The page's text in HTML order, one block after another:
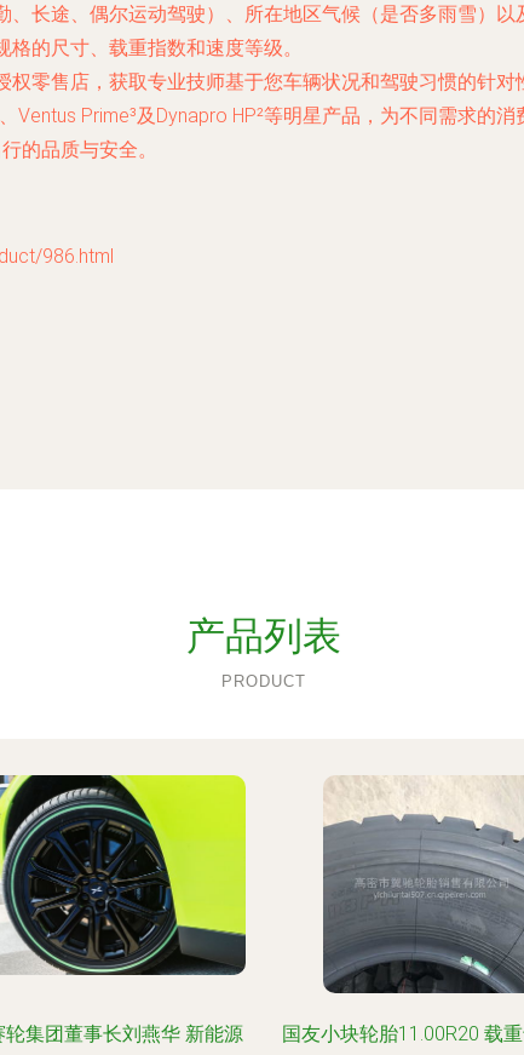
、长途、偶尔运动驾驶）、所在地区气候（是否多雨雪）以
的尺寸、载重指数和速度等级。
权零售店，获取专业技师基于您车辆状况和驾驶习惯的针对
Ventus Prime³及Dynapro HP²等明星产品，为不同需求的
的品质与安全。
986.html
产品列表
PRODUCT
轮集团董事长刘燕华 新能源
国友小块轮胎11.00R20 载